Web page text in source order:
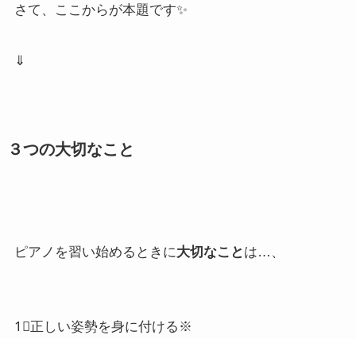
さて、ここからが本題です✨
⇓
３つの大切なこと
ピアノを習い始めるときに大切なこと は…、
1⃣正しい姿勢を身に付ける※